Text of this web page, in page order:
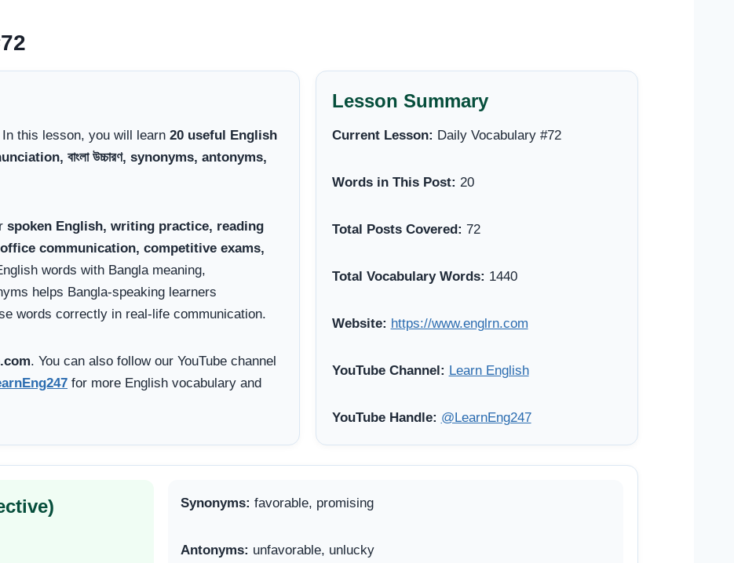
In this lesson, you will learn 20 useful English
বাংলা উচ্চারণ, synonyms, antonyms,
spoken English, writing practice, reading
communication, competitive exams,
words with Bangla meaning,
helps Bangla-speaking learners
words correctly in real-life communication.
. You can also follow our YouTube channel
for more English vocabulary and
Lesson Summary
Current Lesson: Daily Vocabulary #72
Words in This Post: 20
Total Posts Covered: 72
Total Vocabulary Words: 1440
Website: https://www.englrn.com
YouTube Channel: Learn English
YouTube Handle: @LearnEng247
Synonyms: favorable, promising
Antonyms: unfavorable, unlucky